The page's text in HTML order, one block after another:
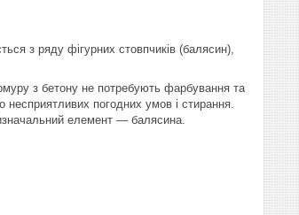
з ряду фігурних стовпчиків (балясин),
з бетону не потребують фарбування та
погодних умов і стирання.
елемент ― балясина.